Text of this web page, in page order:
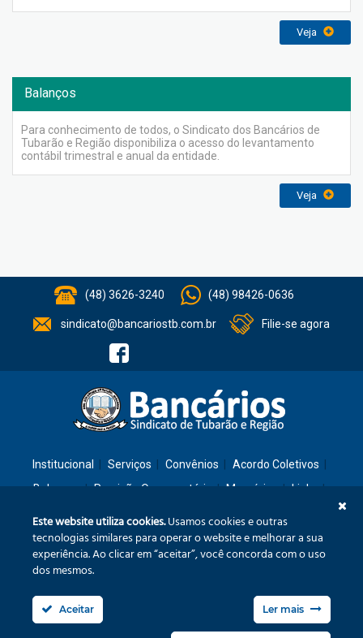
Veja
Balanços
Para conhecimento de todos, o Sindicato dos Bancários de
Tubarão e Região disponibiliza o acesso do levantamento
contábil trimestral e anual da entidade.
Veja
(48) 3626-3240 (48) 98426-0636
sindicato@bancariostb.com.br Filie-se agora
Institucional Serviços Convênios
Acordo Coletivos
Balanços
Previsão Orçamentária Memórias
Links
Rua: São José, 36 – Ed. Cláudia – Térreo – Tubarão/SC – CEP: 88701-260
Fone/Fax: (48) 3626-3240 sindicato@bancariostb.com.br
Este website utiliza cookies.Usamos cookies e outras
tecnologias similares para operar o website e melhorar a sua
experiência. Ao clicar em “aceitar”, você concorda com o uso
dos mesmos.
Aceitar Ler mais